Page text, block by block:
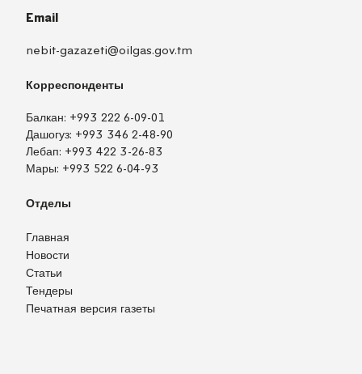
Email
nebit-gazazeti@oilgas.gov.tm
Корреспонденты
Балкан: +993 222 6-09-01
Дашогуз: +993 346 2-48-90
Лебап: +993 422 3-26-83
Мары: +993 522 6-04-93
Отделы
Главная
Новости
Статьи
Тендеры
Печатная версия газеты